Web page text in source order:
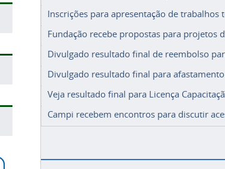
Inscrições para apresentação de
Fundação recebe propostas para projetos
Divulgado resultado final de reembolso
Divulgado resultado final para
Veja resultado final para Licença
Campi recebem encontros para discutir